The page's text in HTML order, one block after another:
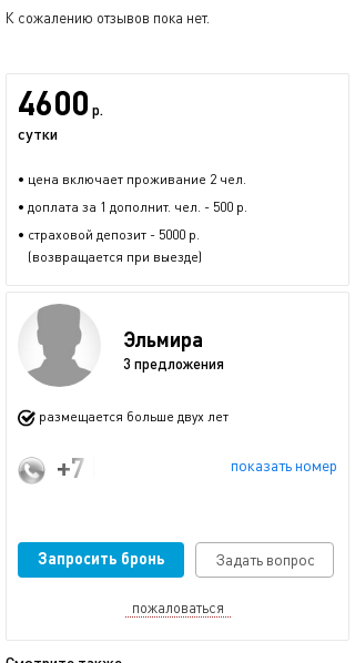
К сожалению отзывов пока нет.
4600 р.
сутки
• цена включает проживание 2 чел.
• доплата за 1 дополнит. чел. - 500 р.
• страховой депозит - 5000 р.
(возвращается при выезде)
Эльмира
3 предложения
размещается больше двух лет
показать номер
+7 (917) 232-34-09
Запросить бронь Задать вопрос
пожаловаться